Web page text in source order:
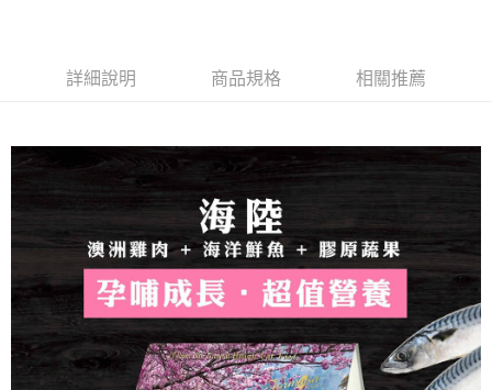
詳細說明 商品規格 相關推薦